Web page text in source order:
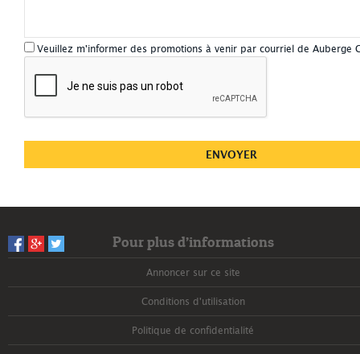
Veuillez m'informer des promotions à venir par courriel de Auberge
Pour plus d’informations
Annoncer sur ce site
Conditions d'utilisation
Politique de confidentialité